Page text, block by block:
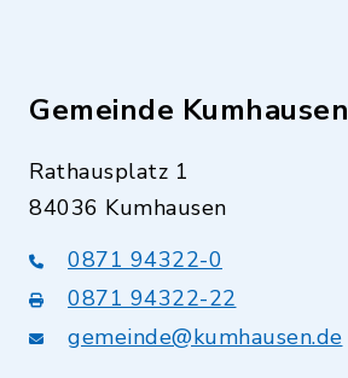
Gemeinde Kumhausen
Rathausplatz 1
84036 Kumhausen
0871 94322-0
0871 94322-22
gemeinde@kumhausen.de